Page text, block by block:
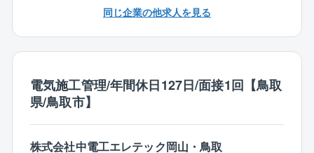
です。勤務時間が8時間の企業様に当てはめると、10時
2009年6月に、建設コンサルタント会社2社（株式会社
エイトコンサルタント・日本技術開発株式会社）が経
営統合して、新たに株式会社エイト日本技術開発が誕
生して、10年以上が経過しました。「国民の暮らしを
支える社会資本の整備・維持管理」という建設コンサ
同じ企業の他求人を見る
電気施工管理/年間休日127日/面接1回【鳥取
県/鳥取市】
株式会社中電工エレテック岡山・鳥取